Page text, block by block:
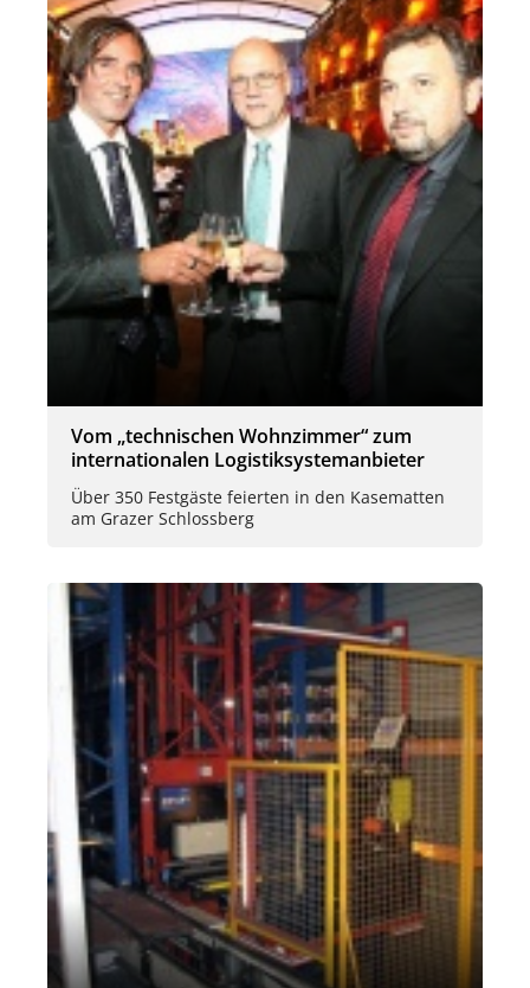
Vom „technischen Wohnzimmer“ zum
internationalen Logistiksystemanbieter
Über 350 Festgäste feierten in den Kasematten
am Grazer Schlossberg